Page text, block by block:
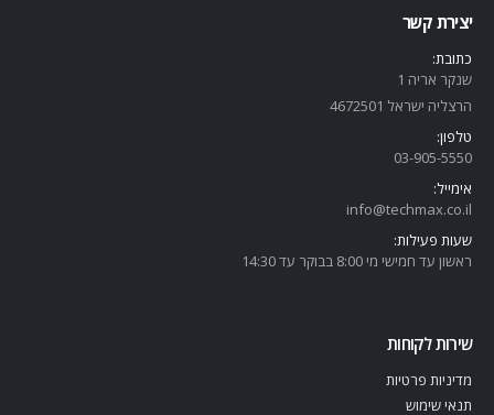
יצירת קשר
כתובת:
שנקר אריה 1
הרצליה ישראל 4672501
טלפון:
03-905-5550
אימייל:
info@techmax.co.il
שעות פעילות:
ראשון עד חמישי מי 8:00 בבוקר עד 14:30
שירות לקוחות
מדיניות פרטיות
תנאי שימוש